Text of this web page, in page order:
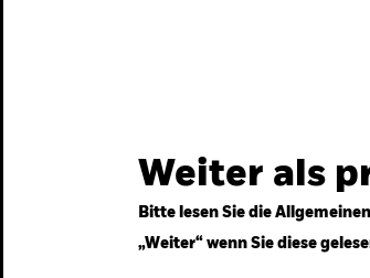
Weiter als
Bitte lesen Sie die
„Weiter“ wenn Sie diese